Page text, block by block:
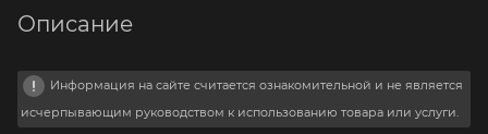
Описание
Информация на сайте считается ознакомительной и не является
исчерпывающим руководством к использованию товара или услуги.